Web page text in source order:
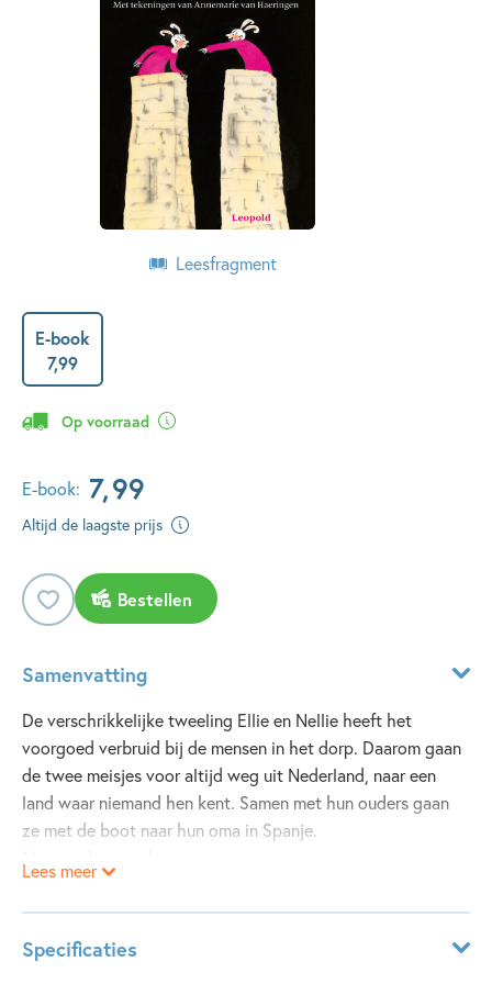
Leesfragment
E-book
7,99
Op voorraad
E-book: 7,99
Altijd de laagste prijs
Bestellen
Samenvatting
De verschrikkelijke tweeling Ellie en Nellie heeft het
voorgoed verbruid bij de mensen in het dorp. Daarom gaan
de twee meisjes voor altijd weg uit Nederland, naar een
land waar niemand hen kent. Samen met hun ouders gaan
ze met de boot naar hun oma in Spanje.
Een vreselijke storm op zee! Metershoge golven! Meisjes
overboord! Een vader, een moeder en een koffer overboord!
‘Ellie, grijp de koffer die daar drijft! Klim erop. Jij ook,
Nellie.’
Lees meer
Specificaties